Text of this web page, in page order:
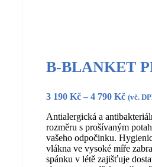
B-BLANKET
3 190Kč – 4 790Kč
cen:
3
(vč.
Antialergická a